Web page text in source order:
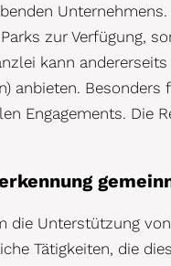
zur Verfügung,
kann
anbieten.
Engagements. Die
die Unterstützung
Tätigkeiten, die